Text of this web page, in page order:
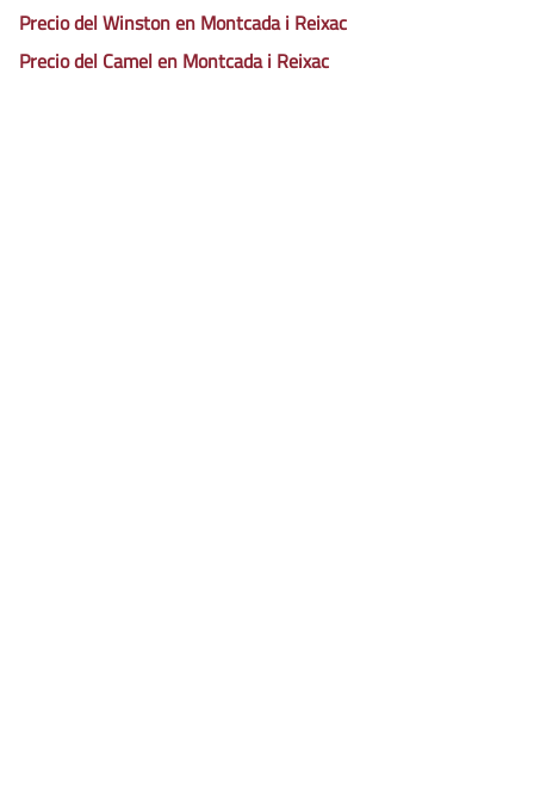
Precio del Winston en Montcada i Reixac
Precio del Camel en Montcada i Reixac